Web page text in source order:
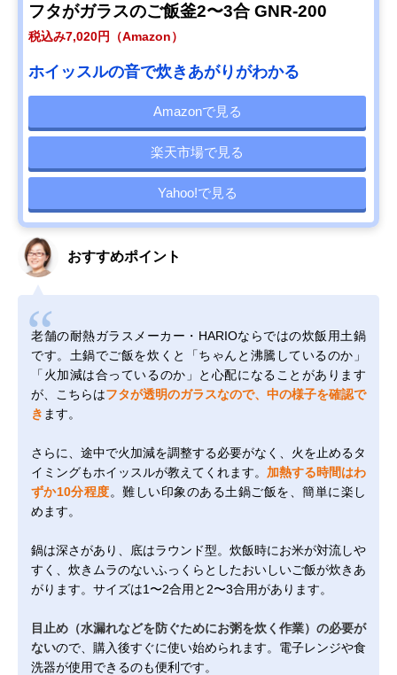
フタがガラスのご飯釜2〜3合 GNR-200
税込み7,020円（Amazon）
ホイッスルの音で炊きあがりがわかる
Amazonで見る
楽天市場で見る
Yahoo!で見る
おすすめポイント
老舗の耐熱ガラスメーカー・HARIOならではの炊飯用土鍋
です。土鍋でご飯を炊くと「ちゃんと沸騰しているのか」
「火加減は合っているのか」と心配になることがあります
が、こちらはフタが透明のガラスなので、中の様子を確認で
き ます。
さらに、途中で火加減を調整する必要がなく、火を止めるタ
イミングもホイッスルが教えてくれます。 加熱する時間はわ
ずか10分程度。難しい印象のある土鍋ご飯を、簡単に楽し
めます。
鍋は深さがあり、底はラウンド型。炊飯時にお米が対流しや
すく、炊きムラのないふっくらとしたおいしいご飯が炊きあ
がります。サイズは1〜2合用と2〜3合用があります。
目止め（水漏れなどを防ぐためにお粥を炊く作業）の必要が
ないので、購入後すぐに使い始められます。電子レンジや食
洗器が使用できるのも便利です。